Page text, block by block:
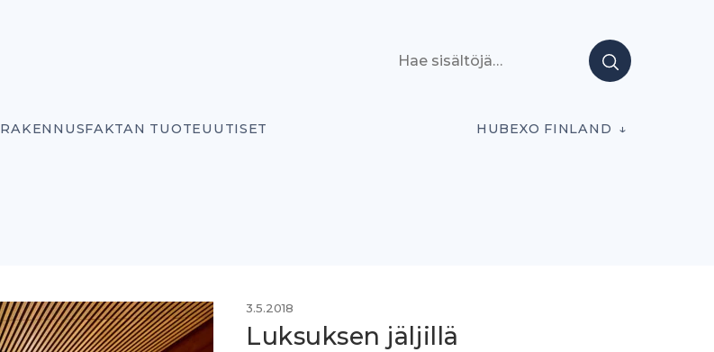
RAKENNUSFAKTAN TUOTEUUTISET HUBEXO FINLAND
3.5.2018
Luksuksen jäljillä